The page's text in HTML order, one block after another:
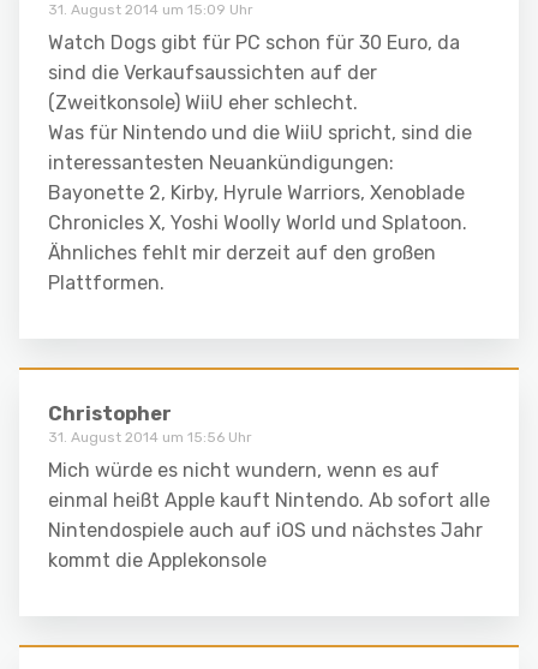
31. August 2014 um 15:09 Uhr
Watch Dogs gibt für PC schon für 30 Euro, da
sind die Verkaufsaussichten auf der
(Zweitkonsole) WiiU eher schlecht.
Was für Nintendo und die WiiU spricht, sind die
interessantesten Neuankündigungen:
Bayonette 2, Kirby, Hyrule Warriors, Xenoblade
Chronicles X, Yoshi Woolly World und Splatoon.
Ähnliches fehlt mir derzeit auf den großen
Plattformen.
Christopher
31. August 2014 um 15:56 Uhr
Mich würde es nicht wundern, wenn es auf
einmal heißt Apple kauft Nintendo. Ab sofort alle
Nintendospiele auch auf iOS und nächstes Jahr
kommt die Applekonsole